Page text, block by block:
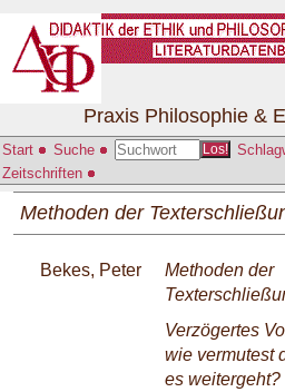
Start Suche Los!
Zeitschriften
Praxis Philosophie &
Methoden der
Bekes, Peter
Methoden der
Verzögertes
wie vermutest
es weitergeht?